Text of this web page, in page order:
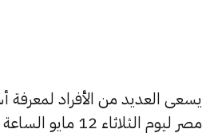
يسعى العديد من الأفراد لمعرفة